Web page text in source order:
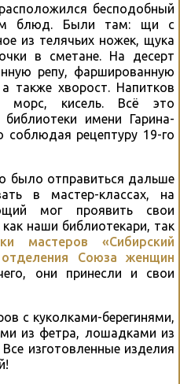
бесподобный
блюд. Были там: щи с
из телячьих ножек, щука
в сметане. На десерт
репу, фаршированную
также хворост. Напитков
кисель. Всё это
имени Гарина-
соблюдая рецептуру 19-го
было отправиться дальше
в мастер-классах, на
мог проявить свои
наши библиотекари, так
мастеров «Сибирский
отделения Союза женщин
они принесли и свои
с куколками-берегинями,
из фетра, лошадками из
изготовленные изделия